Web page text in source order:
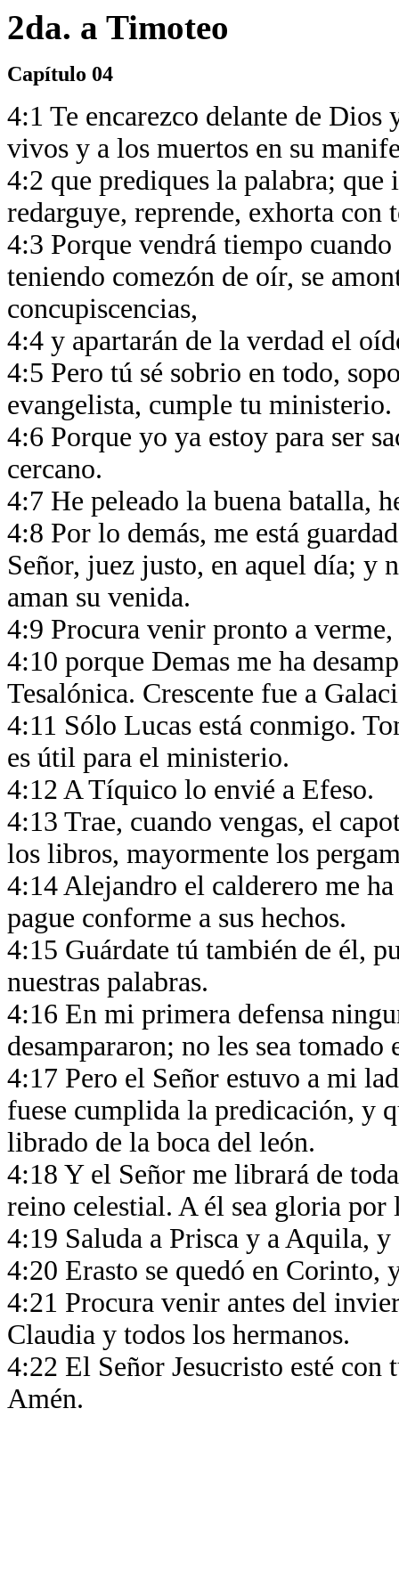
2da. a Timoteo
Capítulo 04
4:1 Te encarezco delante de Dios
vivos y a los muertos en su
4:2 que prediques la palabra;
redarguye, reprende, exhorta
4:3 Porque vendrá tiempo
teniendo comezón de oír, se
concupiscencias,
4:4 y apartarán de la verdad el
4:5 Pero tú sé sobrio en todo,
evangelista, cumple tu ministerio.
4:6 Porque yo ya estoy para ser
cercano.
4:7 He peleado la buena batalla,
4:8 Por lo demás, me está
Señor, juez justo, en aquel día; y
aman su venida.
4:9 Procura venir pronto a verme,
4:10 porque Demas me ha
Tesalónica. Crescente fue a
4:11 Sólo Lucas está conmigo.
es útil para el ministerio.
4:12 A Tíquico lo envié a Efeso.
4:13 Trae, cuando vengas, el
los libros, mayormente los
4:14 Alejandro el calderero me
pague conforme a sus hechos.
4:15 Guárdate tú también de él,
nuestras palabras.
4:16 En mi primera defensa
desampararon; no les sea tomado
4:17 Pero el Señor estuvo a mi
fuese cumplida la predicación, y
librado de la boca del león.
4:18 Y el Señor me librará de
reino celestial. A él sea gloria
4:19 Saluda a Prisca y a Aquila,
4:20 Erasto se quedó en
4:21 Procura venir antes del
Claudia y todos los hermanos.
4:22 El Señor Jesucristo esté
Amén.